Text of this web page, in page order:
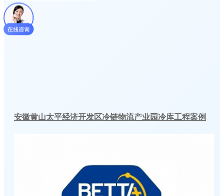
安徽黄山太平经济开发区冷链物流产业园冷库工程案例